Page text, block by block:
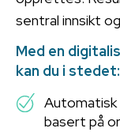
sentral innsikt
Med en
kan du i stedet:
Automatisk
basert på